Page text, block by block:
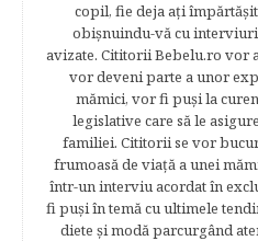
copil, fie deja aţi
obişnuindu-vă cu
avizate. Cititorii Bebelu.ro vor
vor deveni parte a unor
mămici, vor fi puşi la
legislative care să le
familiei. Cititorii se vor
frumoasă de viață a unei
într-un interviu acordat în
fi puşi în temă cu ultimele
diete şi modă parcurgând